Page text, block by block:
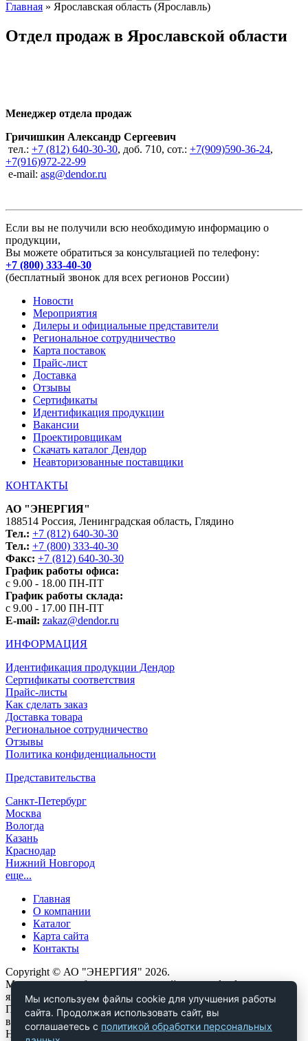
Главная » Ярославская область (Ярославль)
Отдел продаж в Ярославской области
Менеджер отдела продаж
Гричишкин Александр Сергеевич
тел.: +7 (812) 640-30-30, доб. 710, сот.: +7(909)590-36-24,
+7(916)972-22-99
e-mail: asg@dendor.ru
Если вы не получили всю необходимую информацию о
продукции,
Вы можете обратиться за консультацией по телефону:
+7 (800) 333-40-30
(бесплатный звонок для всех регионов России)
Новости
Мероприятия
Дилеры и официальные представители
Региональное сотрудничество
Карта поставок
Прайс-лист
Доставка
Отзывы
Сертификаты
Идентификация продукции
Вакансии
Проектировщикам
Скачать каталог Дендор
Неавторизованные поставщики
Мы используем файлы cookie для улучшения работы
сайта. Продолжая использовать сайт, вы
соглашаетесь с политикой обработки персональных
КОНТАКТЫ
АО "ЭНЕРГИЯ"
188514 Россия, Ленинградская область, Глядино
Тел.: +7 (812) 640-30-30
Тел.: +7 (800) 333-40-30
Факс: +7 (812) 640-30-30
График работы офиса:
с 9.00 - 18.00 ПН-ПТ
График работы склада:
с 9.00 - 17.00 ПН-ПТ
E-mail: zakaz@dendor.ru
ИНФОРМАЦИЯ
Идентификация продукции Дендор
Сертификаты соответствия
Прайс-листы
Как сделать заказ
Доставка товара
Региональное сотрудничество
Отзывы
Политика конфиденциальности
Представительства
Санкт-Петербург
Москва
Вологда
Казань
Краснодар
Нижний Новгород
еще...
Главная
О компании
Каталог
Карта сайта
Контакты
Copyright © АО "ЭНЕРГИЯ" 2026.
Материалы, опубликованные на сайте www.dendor.ru,
являются объектами авторских и исключительных прав.
Полное или частичное копирование любых материалов сайта
возможно только при наличии ссылки на источник.
Нарушение авторских и исключительных прав влечет за